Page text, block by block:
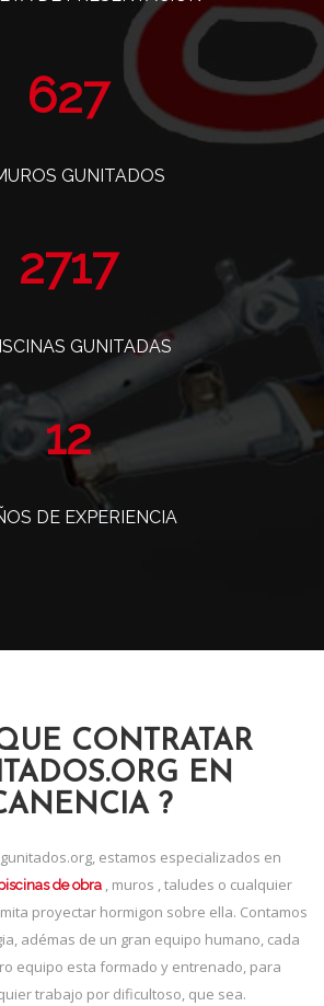
763
GUNITADOS
3309
GUNITADAS
14
DE EXPERIENCIA
CONTRATAR
EN
?
estamos especializados en
de obra, muros , taludes o cualquier
proyectar hormigon sobre ella. Contamos
adémas de un gran equipo humano, cada
equipo esta formado y entrenado, para
trabajo por dificultoso, que sea.